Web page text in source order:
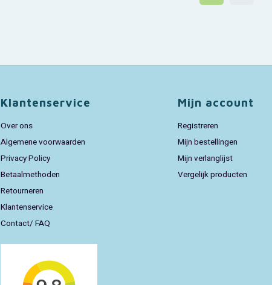
Klantenservice
Over ons
Algemene voorwaarden
Privacy Policy
Betaalmethoden
Retourneren
Klantenservice
Contact/ FAQ
Mijn account
Registreren
Mijn bestellingen
Mijn verlanglijst
Vergelijk producten